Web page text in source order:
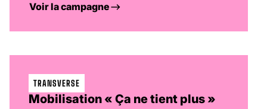
Voir la campagne
TRANSVERSE
Mobilisation « Ça ne tient plus »